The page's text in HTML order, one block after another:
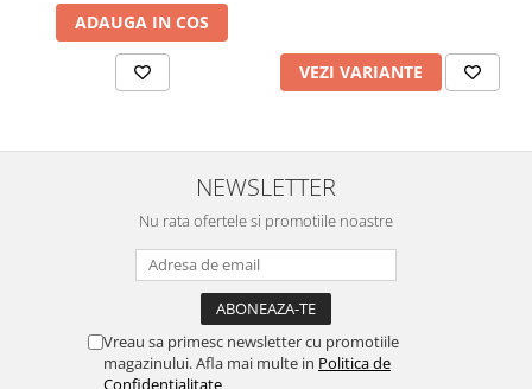
120*70 cm - NOVA LUCE
ADAUGA IN COS
VEZI VARIANTE
NEWSLETTER
Nu rata ofertele si promotiile noastre
Vreau sa primesc newsletter cu promotiile
magazinului. Afla mai multe in Politica de